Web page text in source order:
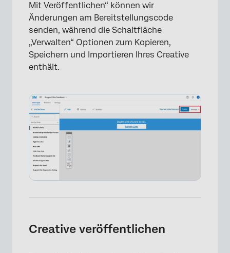
Mit Veröffentlichen“ können wir
Änderungen am Bereitstellungscode
senden, während die Schaltfläche
„Verwalten“ Optionen zum Kopieren,
Speichern und Importieren Ihres Creative
enthält.
Creative veröffentlichen